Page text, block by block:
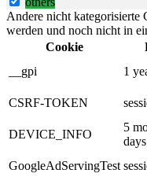
Andere nicht kategorisierte
werden und noch nicht in
Cookie
__gpi
1
CSRF-TOKEN
DEVICE_INFO
5
days
GoogleAdServingTest